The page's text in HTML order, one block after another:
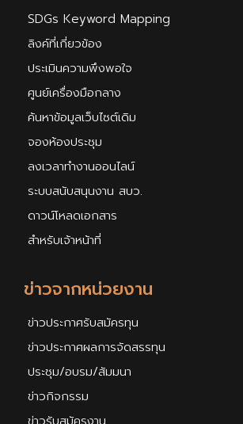
ข่าวจากหน่วยงาน
ข่าวประกาศรับสมัครทุน
ข่าวประกาศผลการจัดสรรทุน
ประชุม/อบรม/สัมมนา
ข่าวกิจกรรม
SDGs Keyword Mapping
ลิงค์ที่เกี่ยวข้อง
ประเมินความพึงพอใจ
ศูนย์เครื่องมือกลาง
ค้นหาข้อมูลเว็บไซต์เดิม
จองห้องประชุม
ลงเวลาทำงานออนไลน์
ระบบสนับสนุนงาน สบว.
ดาวน์โหลดเอกสาร
สำหรับเจ้าหน้าที่